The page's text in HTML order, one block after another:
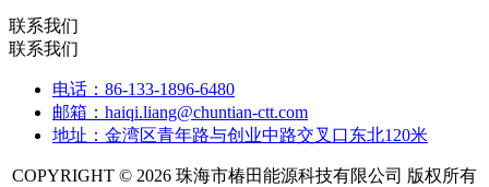
联系我们
联系我们
电话：86-133-1896-6480
邮箱：haiqi.liang@chuntian-ctt.com
地址：金湾区青年路与创业中路交叉口东北120米
COPYRIGHT © 2026 珠海市椿田能源科技有限公司 版权所有